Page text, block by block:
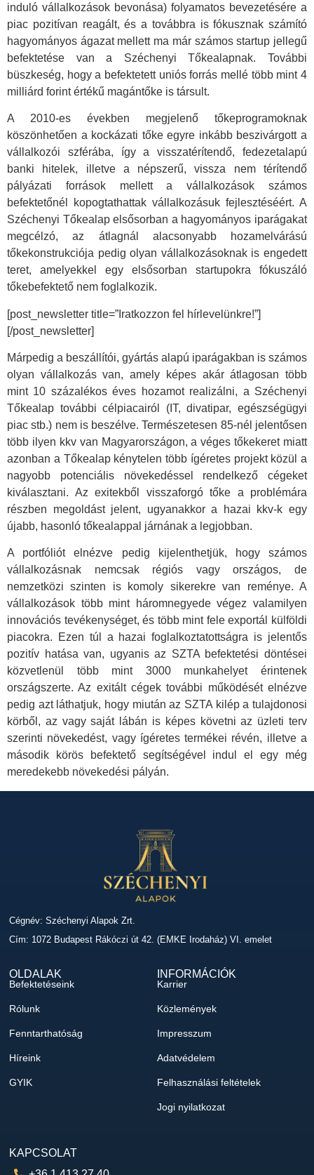
induló vállalkozások bevonása) folyamatos bevezetésére a
piac pozitívan reagált, és a továbbra is fókusznak számító
hagyományos ágazat mellett ma már számos startup jellegű
befektetése van a Széchenyi Tőkealapnak. További
büszkeség, hogy a befektetett uniós forrás mellé több mint 4
milliárd forint értékű magántőke is társult.
A 2010-es években megjelenő tőkeprogramoknak
köszönhetően a kockázati tőke egyre inkább beszivárgott a
vállalkozói szférába, így a visszatérítendő, fedezetalapú
banki hitelek, illetve a népszerű, vissza nem térítendő
pályázati források mellett a vállalkozások számos
befektetőnél kopogtathattak vállalkozásuk fejlesztéséért. A
Széchenyi Tőkealap elsősorban a hagyományos iparágakat
megcélzó, az átlagnál alacsonyabb hozamelvárású
tőkekonstrukciója pedig olyan vállalkozásoknak is engedett
teret, amelyekkel egy elsősorban startupokra fókuszáló
tőkebefektető nem foglalkozik.
[post_newsletter title=”Iratkozzon fel hírlevelünkre!”]
[/post_newsletter]
Márpedig a beszállítói, gyártás alapú iparágakban is számos
olyan vállalkozás van, amely képes akár átlagosan több
mint 10 százalékos éves hozamot realizálni, a Széchenyi
Tőkealap további célpiacairól (IT, divatipar, egészségügyi
piac stb.) nem is beszélve. Természetesen 85-nél jelentősen
több ilyen kkv van Magyarországon, a véges tőkekeret miatt
azonban a Tőkealap kénytelen több ígéretes projekt közül a
nagyobb potenciális növekedéssel rendelkező cégeket
kiválasztani. Az exitekből visszaforgó tőke a problémára
részben megoldást jelent, ugyanakkor a hazai kkv-k egy
újabb, hasonló tőkealappal járnának a legjobban.
A portfóliót elnézve pedig kijelenthetjük, hogy számos
vállalkozásnak nemcsak régiós vagy országos, de
nemzetközi szinten is komoly sikerekre van reménye. A
vállalkozások több mint háromnegyede végez valamilyen
innovációs tevékenységet, és több mint fele exportál külföldi
piacokra. Ezen túl a hazai foglalkoztatottságra is jelentős
pozitív hatása van, ugyanis az SZTA befektetési döntései
közvetlenül több mint 3000 munkahelyet érintenek
országszerte. Az exitált cégek további működését elnézve
pedig azt láthatjuk, hogy miután az SZTA kilép a tulajdonosi
körből, az vagy saját lábán is képes követni az üzleti terv
szerinti növekedést, vagy ígéretes termékei révén, illetve a
második körös befektető segítségével indul el egy még
meredekebb növekedési pályán.
Cégnév: Széchenyi Alapok Zrt.
Cím: 1072 Budapest Rákóczi út 42. (EMKE Irodaház) VI. emelet
OLDALAK
Befektetéseink
Rólunk
Fenntarthatóság
Híreink
GYIK
INFORMÁCIÓK
Karrier
Közlemények
Impresszum
Adatvédelem
Felhasználási feltételek
Jogi nyilatkozat
KAPCSOLAT